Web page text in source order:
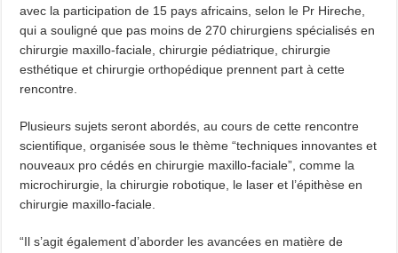
avec la participation de 15 pays africains, selon le Pr Hireche,
qui a souligné que pas moins de 270 chirurgiens spécialisés en
chirurgie maxillo-faciale, chirurgie pédiatrique, chirurgie
esthétique et chirurgie orthopédique prennent part à cette
rencontre.
Plusieurs sujets seront abordés, au cours de cette rencontre
scientifique, organisée sous le thème “techniques innovantes et
nouveaux pro cédés en chirurgie maxillo-faciale”, comme la
microchirurgie, la chirurgie robotique, le laser et l’épithèse en
chirurgie maxillo-faciale.
“Il s’agit également d’aborder les avancées en matière de